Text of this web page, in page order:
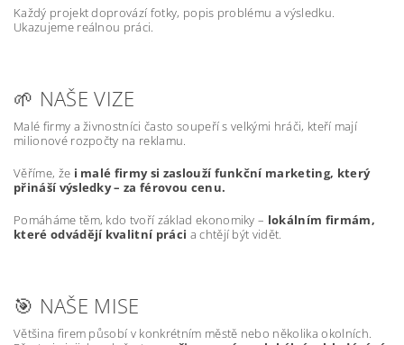
Každý projekt doprovází fotky, popis problému a výsledku.
Ukazujeme reálnou práci.
🌱 NAŠE VIZE
Malé firmy a živnostníci často soupeří s velkými hráči, kteří mají
milionové rozpočty na reklamu.
Věříme, že i malé firmy si zaslouží funkční marketing, který
přináší výsledky – za férovou cenu.
Pomáháme těm, kdo tvoří základ ekonomiky – lokálním firmám,
které odvádějí kvalitní práci a chtějí být vidět.
🎯 NAŠE MISE
Většina firem působí v konkrétním městě nebo několika okolních.